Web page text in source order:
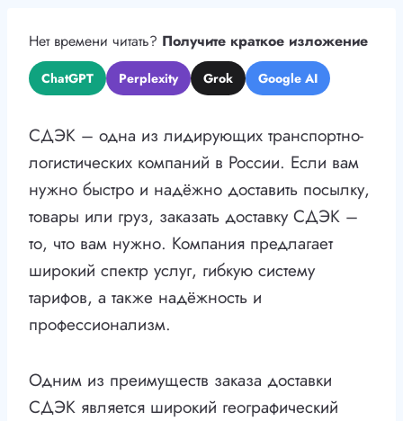
Нет времени читать? Получите краткое изложение
ChatGPT Perplexity Grok Google AI
СДЭК – одна из лидирующих транспортно-
логистических компаний в России. Если вам
нужно быстро и надёжно доставить посылку,
товары или груз, заказать доставку СДЭК –
то, что вам нужно. Компания предлагает
широкий спектр услуг, гибкую систему
тарифов, а также надёжность и
профессионализм.
Одним из преимуществ заказа доставки
СДЭК является широкий географический